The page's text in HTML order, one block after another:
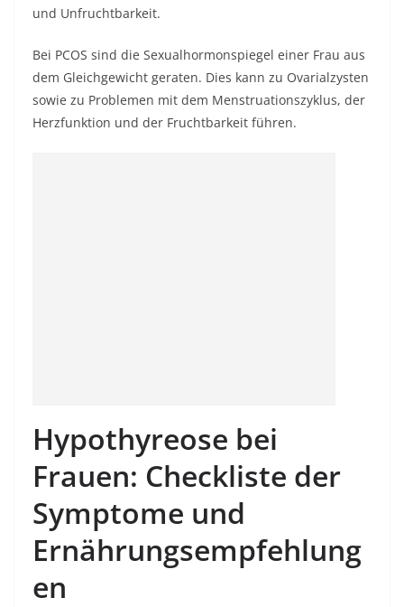
und Unfruchtbarkeit.
Bei PCOS sind die Sexualhormonspiegel einer Frau aus
dem Gleichgewicht geraten. Dies kann zu Ovarialzysten
sowie zu Problemen mit dem Menstruationszyklus, der
Herzfunktion und der Fruchtbarkeit führen.
Hypothyreose bei
Frauen: Checkliste der
Symptome und
Ernährungsempfehlung
en